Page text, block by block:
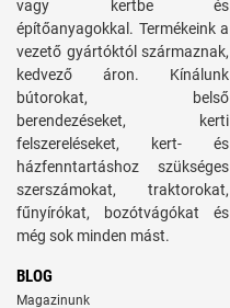
vagy kertbe és
építőanyagokkal. Termékeink a
vezető gyártóktól származnak,
kedvező áron. Kínálunk
bútorokat, belső
berendezéseket, kerti
felszereléseket, kert- és
házfenntartáshoz szükséges
szerszámokat, traktorokat,
fűnyírókat, bozótvágókat és
még sok minden mást.
BLOG
Magazinunk